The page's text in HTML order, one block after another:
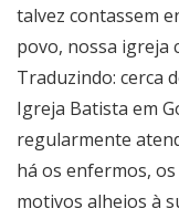
talvez contassem
povo, nossa igreja
Traduzindo: cerca
Igreja Batista em
regularmente
há os enfermos,
motivos alheios à